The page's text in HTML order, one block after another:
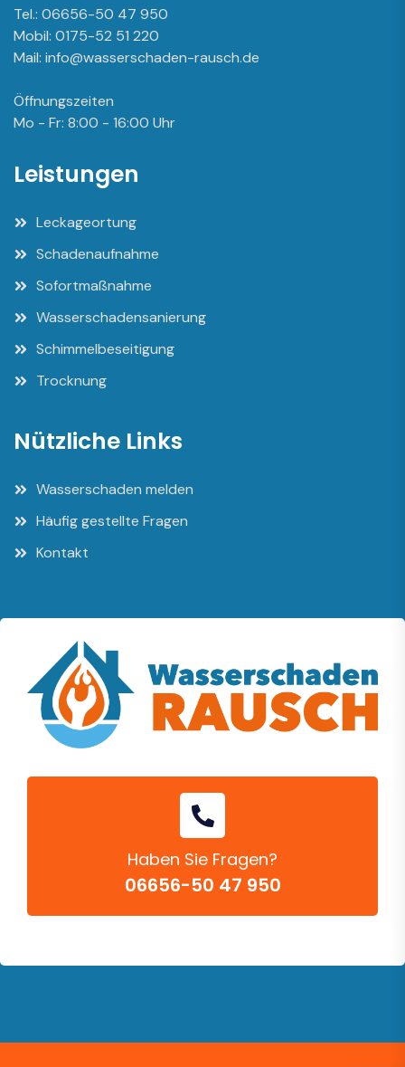
Tel.: 06656-50 47 950
Mobil: 0175-52 51 220
Mail: info@wasserschaden-rausch.de
Öffnungszeiten
Mo - Fr: 8:00 - 16:00 Uhr
Leistungen
Leckageortung
Schadenaufnahme
Sofortmaßnahme
Wasserschadensanierung
Schimmelbeseitigung
Trocknung
Nützliche Links
Wasserschaden melden
Häufig gestellte Fragen
Kontakt
Haben Sie Fragen?
06656-50 47 950